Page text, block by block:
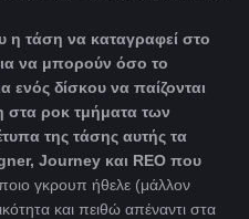
η τάση να καταγραφεί στο
να μπορούν όσο το
ενός δίσκου να παίζονται
στα ροκ τμήματα των
της τάσης αυτής τα
Journey και REO που
γκρουπ ήθελε (μάλλον
και πειθώ απέναντι στα